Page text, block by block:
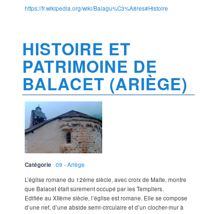
https://fr.wikipedia.org/wiki/Balagu%C3%A8res#Histoire
HISTOIRE ET
PATRIMOINE DE
BALACET (ARIÈGE)
Catégorie
09 - Ariège
L’église romane du 12éme siècle, avec croix de Malte, montre
que Balacet était sûrement occupé par les Templiers.
Edifiée au XIIème siècle, l’église est romane. Elle se compose
d’une nef, d’une abside semi-circulaire et d’un clocher-mur à